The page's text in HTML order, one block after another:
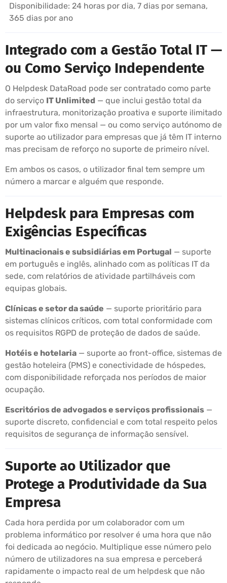
Disponibilidade: 24 horas por dia, 7 dias por semana,
365 dias por ano
Integrado com a Gestão Total IT —
ou Como Serviço Independente
O Helpdesk DataRoad pode ser contratado como parte
do serviço IT Unlimited — que inclui gestão total da
infraestrutura, monitorização proativa e suporte ilimitado
por um valor fixo mensal — ou como serviço autónomo de
suporte ao utilizador para empresas que já têm IT interno
mas precisam de reforço no suporte de primeiro nível.
Em ambos os casos, o utilizador final tem sempre um
número a marcar e alguém que responde.
Helpdesk para Empresas com
Exigências Específicas
Multinacionais e subsidiárias em Portugal — suporte
em português e inglês, alinhado com as políticas IT da
sede, com relatórios de atividade partilháveis com
equipas globais.
Clínicas e setor da saúde — suporte prioritário para
sistemas clínicos críticos, com total conformidade com
os requisitos RGPD de proteção de dados de saúde.
Hotéis e hotelaria — suporte ao front-office, sistemas de
gestão hoteleira (PMS) e conectividade de hóspedes,
com disponibilidade reforçada nos períodos de maior
ocupação.
Escritórios de advogados e serviços profissionais —
suporte discreto, confidencial e com total respeito pelos
requisitos de segurança de informação sensível.
Suporte ao Utilizador que
Protege a Produtividade da Sua
Empresa
Cada hora perdida por um colaborador com um
problema informático por resolver é uma hora que não
foi dedicada ao negócio. Multiplique esse número pelo
número de utilizadores na sua empresa e perceberá
rapidamente o impacto real de um helpdesk que não